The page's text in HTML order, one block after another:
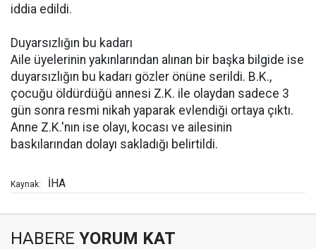
iddia edildi.
Duyarsızlığın bu kadarı
Aile üyelerinin yakınlarından alınan bir başka bilgide ise
duyarsızlığın bu kadarı gözler önüne serildi. B.K.,
çocuğu öldürdüğü annesi Z.K. ile olaydan sadece 3
gün sonra resmi nikah yaparak evlendiği ortaya çıktı.
Anne Z.K.'nın ise olayı, kocası ve ailesinin
baskılarından dolayı sakladığı belirtildi.
Kaynak: İHA
HABERE YORUM KAT